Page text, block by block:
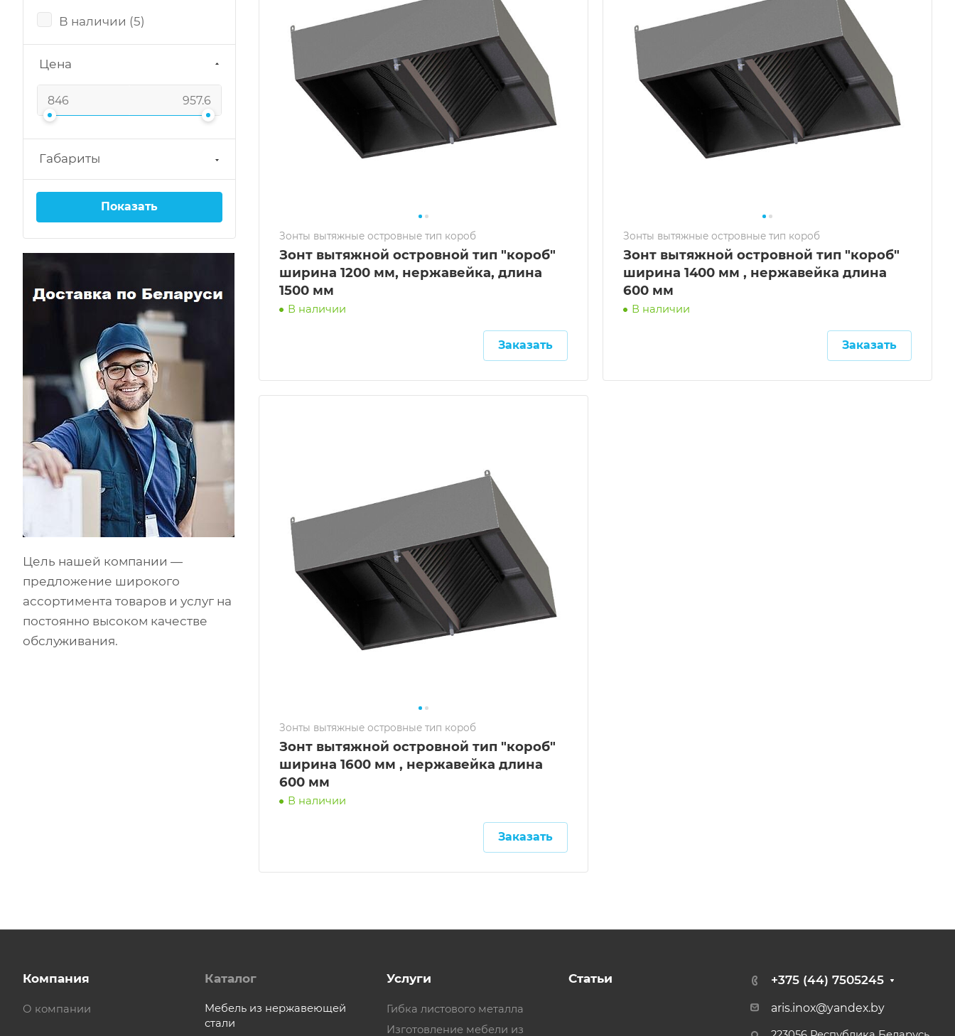
Зонты вытяжные островные тип короб
Зонт вытяжной островной тип "короб"
ширина 1200 мм, нержавейка, длина
1500 мм
В наличии
Заказать
Зонты вытяжные островные тип короб
Зонт вытяжной островной тип "короб"
ширина 1400 мм , нержавейка длина
600 мм
В наличии
Заказать
Зонты вытяжные островные тип короб
Зонт вытяжной островной тип "короб"
ширина 1600 мм , нержавейка длина
600 мм
В наличии
Заказать
В наличии (5)
Цена
Габариты
Цель нашей компании —
предложение широкого
ассортимента товаров и услуг на
постоянно высоком качестве
обслуживания.
Компания
О компании
Каталог
Мебель из нержавеющей
стали
Услуги
Гибка листового металла
Изготовление мебели из
Статьи +375 (44) 7505245
aris.inox@yandex.by